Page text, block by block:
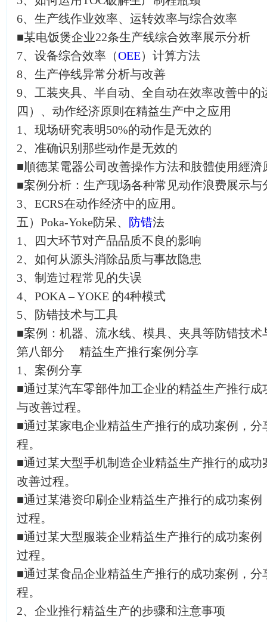
6、生产线作业效率、运转效率与综合效率
■某电饭煲企业22条生产线综合效率展示分析
7、设备综合效率（OEE）计算方法
8、生产停线异常分析与改善
9、工装夹具、半自动、全自动在效率改善中的
四）、动作经济原则在精益生产中之应用
1、现场研究表明50%的动作是无效的
2、准确识别那些动作是无效的
■順德某電器公司改善操作方法和肢體使用經濟
■案例分析：生产现场各种常见动作
3、ECRS在动作经济中的应用。
五）Poka-Yoke防呆、 防错法
1、四大环节对产品品质不良的影响
2、如何从源头消除品质与事故隐患
3、制造过程常见的失误
4、POKA – YOKE 的4种模式
5、防错技术与工具
■案例：机器、流水线、模具、夹具等防错技术
第八部分 精益生产推行案例分享
1、案例分享
■通过某汽车零部件加工企业的精益生产推行
与改善过程。
■通过某家电企业精益生产推行的成功案例，
程。
■通过某大型手机制造企业精益生产推行的成
改善过程。
■通过某港资印刷企业精益生产推行的成功案
过程。
■通过某大型服装企业精益生产推行的成功案
过程。
■通过某食品企业精益生产推行的成功案例，
程。
2、企业推行精益生产的步骤和注意事项